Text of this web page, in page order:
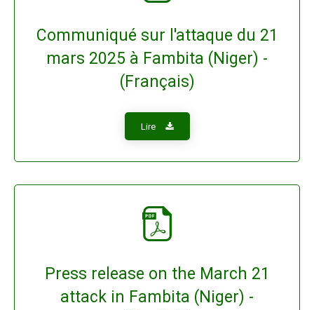
Communiqué sur l'attaque du 21
mars 2025 à Fambita (Niger) -
(Français)
Lire
Press release on the March 21
attack in Fambita (Niger) -